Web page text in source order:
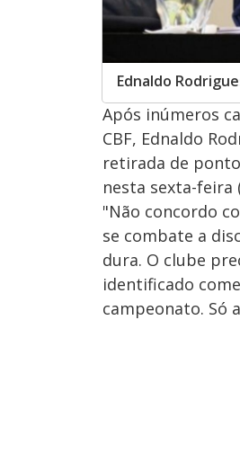
Ednaldo
Após inúmeros
CBF, Ednaldo
retirada de
nesta sexta-feira
"Não concordo
se combate a
dura. O clube
identificado
campeonato. Só